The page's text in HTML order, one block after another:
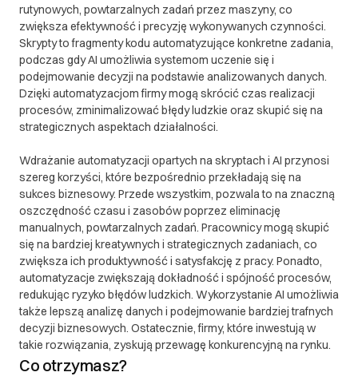
rutynowych, powtarzalnych zadań przez maszyny, co
zwiększa efektywność i precyzję wykonywanych czynności.
Skrypty to fragmenty kodu automatyzujące konkretne zadania,
podczas gdy AI umożliwia systemom uczenie się i
podejmowanie decyzji na podstawie analizowanych danych.
Dzięki automatyzacjom firmy mogą skrócić czas realizacji
procesów, zminimalizować błędy ludzkie oraz skupić się na
strategicznych aspektach działalności.
Wdrażanie automatyzacji opartych na skryptach i AI przynosi
szereg korzyści, które bezpośrednio przekładają się na
sukces biznesowy. Przede wszystkim, pozwala to na znaczną
oszczędność czasu i zasobów poprzez eliminację
manualnych, powtarzalnych zadań. Pracownicy mogą skupić
się na bardziej kreatywnych i strategicznych zadaniach, co
zwiększa ich produktywność i satysfakcję z pracy. Ponadto,
automatyzacje zwiększają dokładność i spójność procesów,
redukując ryzyko błędów ludzkich. Wykorzystanie AI umożliwia
także lepszą analizę danych i podejmowanie bardziej trafnych
decyzji biznesowych. Ostatecznie, firmy, które inwestują w
takie rozwiązania, zyskują przewagę konkurencyjną na rynku.
Co otrzymasz?